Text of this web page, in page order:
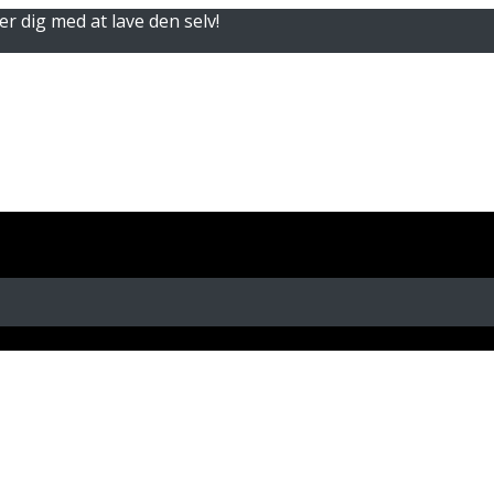
dig med at lave den selv!